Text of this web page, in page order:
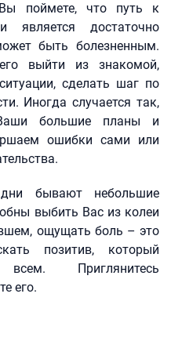
поймете, что путь к
является достаточно
быть болезненным.
выйти из знакомой,
сделать шаг по
Иногда случается так,
большие планы и
ошибки сами или
бывают небольшие
выбить Вас из колеи
ощущать боль – это
позитив, который
Приглянитесь
его.